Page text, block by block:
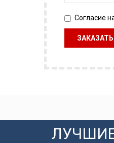
Согласие